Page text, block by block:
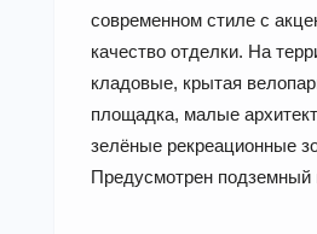
современном стиле с
качество отделки. На
кладовые, крытая
площадка, малые
зелёные рекреационные
Предусмотрен подземный